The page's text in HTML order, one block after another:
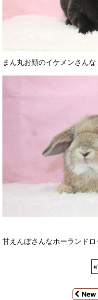
まん丸お顔のイケメンさん
甘えんぼさんなホーランド
«
New